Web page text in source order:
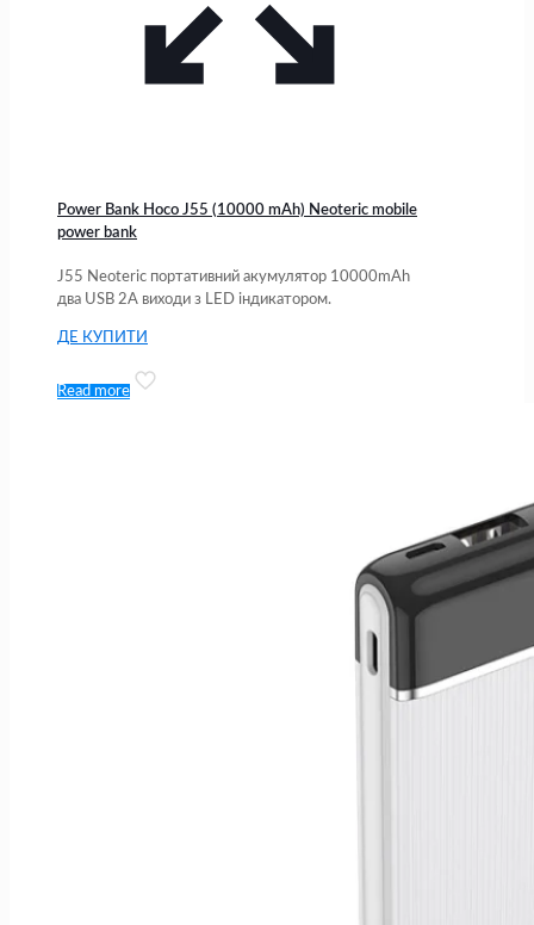
Power Bank Hoco J55 (10000 mAh) Neoteric mobile
power bank
J55 Neoteric портативний акумулятор 10000mAh
два USB 2A виходи з LED індикатором.
ДЕ КУПИТИ
Read more